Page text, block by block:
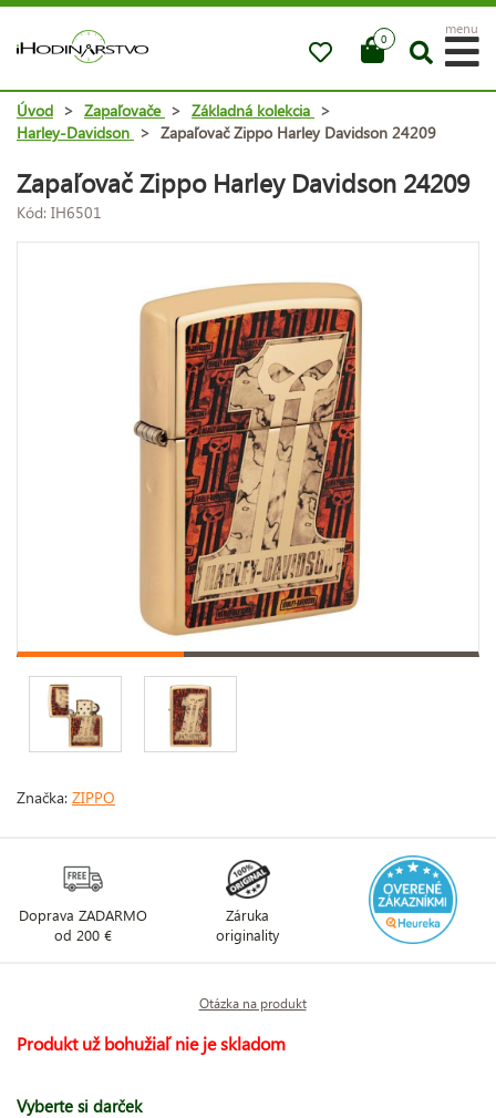
0
menu
Úvod > Zapaľovače > Základná kolekcia >
Harley-Davidson > Zapaľovač Zippo Harley Davidson 24209
Zapaľovač Zippo Harley Davidson 24209
Kód: IH6501
Značka: ZIPPO
Doprava ZADARMO
od 200 €
Záruka
originality
Otázka na produkt
Produkt už bohužiaľ nie je skladom
Vyberte si darček